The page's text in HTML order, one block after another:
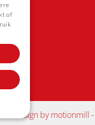
webdesign by motionmill
of